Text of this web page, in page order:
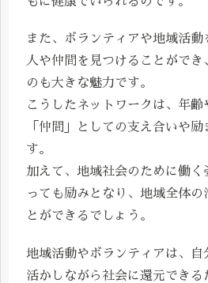
また、ボランティアや地域活
人や仲間を見つけることができ
のも大きな魅力です。
こうしたネットワークは、年齢
「仲間」としての支え合いや
す。
加えて、地域社会のために働く
っても励みとなり、地域全体の
とができるでしょう。
地域活動やボランティアは、自
活かしながら社会に還元できる